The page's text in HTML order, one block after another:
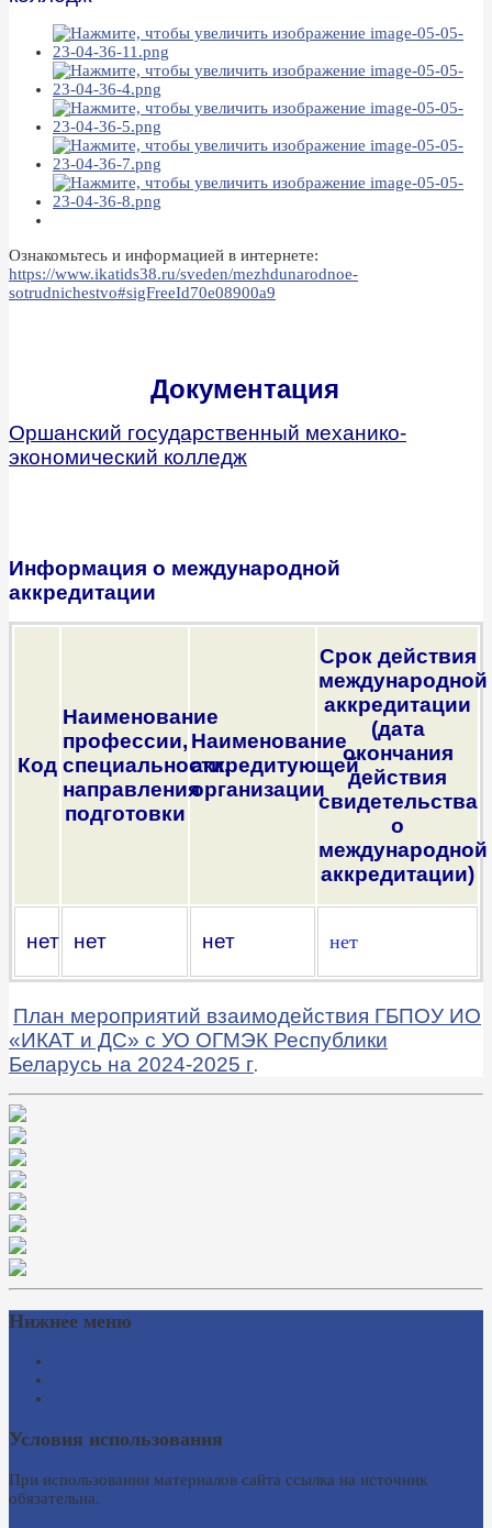
Ознакомьтесь и информацией в интернете:
https://www.ikatids38.ru/sveden/mezhdunarodnoe-
sotrudnichestvo#sigFreeId70e08900a9
Документация
Оршанский государственный механико-
экономический колледж
Информация о международной
аккредитации
Код
Наименование
профессии,
специальности,
направления
подготовки
Наименование
аккредитующей
организации
Срок действия
международной
аккредитации
(дата
окончания
действия
свидетельства
о
международной
аккредитации)
нет нет нет нет
План мероприятий взаимодействия ГБПОУ ИО
«ИКАТ и ДС» с УО ОГМЭК Республики
Беларусь на 2024-2025 г.
Нижнее меню
Условия использования
При использовании материалов сайта ссылка на источник
обязательна.